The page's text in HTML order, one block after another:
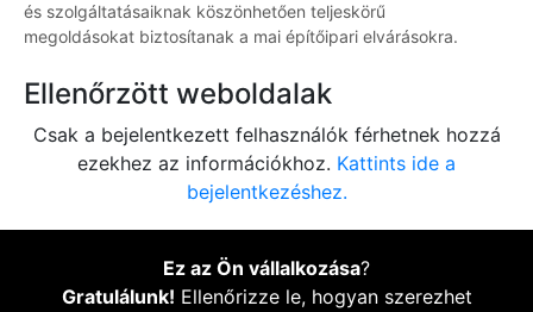
és szolgáltatásaiknak köszönhetően teljeskörű
megoldásokat biztosítanak a mai építőipari elvárásokra.
Ellenőrzött weboldalak
Csak a bejelentkezett felhasználók férhetnek hozzá
ezekhez az információkhoz. Kattints ide a
bejelentkezéshez.
Ez az Ön vállalkozása?
Gratulálunk! Ellenőrizze le, hogyan szerezhet